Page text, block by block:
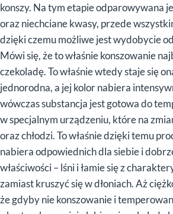
konszy. Na tym etapie odparowywana
oraz niechciane kwasy, przede
dzięki czemu możliwe jest wydobycie
Mówi się, że to właśnie konszowanie
czekoladę. To właśnie wtedy staje się
jednorodna, a jej kolor nabiera
wówczas substancja jest gotowa do
w specjalnym urządzeniu, które na
oraz chłodzi. To właśnie dzięki temu
nabiera odpowiednich dla siebie i
właściwości – lśni i łamie się z
zamiast kruszyć się w dłoniach. Aż
że gdyby nie konszowanie i